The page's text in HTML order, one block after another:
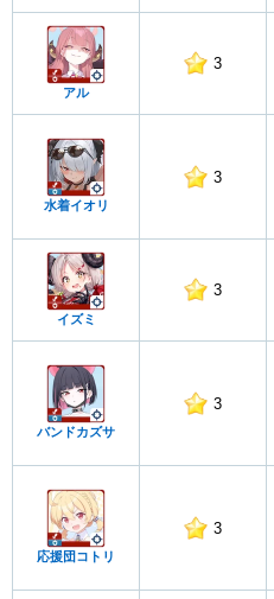
アル
3
水着イオリ
3
イズミ
3
バンドカズサ
3
応援団コトリ
3